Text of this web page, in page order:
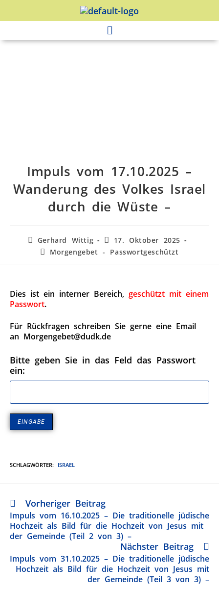
Impuls vom 17.10.2025 –
Wanderung des Volkes Israel
durch die Wüste –
Gerhard Wittig
17. Oktober 2025
Morgengebet - Passwortgeschützt
Dies ist ein interner Bereich, geschützt mit einem
Passwort.
Für Rückfragen schreiben Sie gerne eine Email
an Morgengebet@dudk.de
Bitte geben Sie in das Feld das Passwort
ein:
SCHLAGWÖRTER: ISRAEL
Vorheriger Beitrag
Impuls vom 16.10.2025 – Die traditionelle jüdische
Hochzeit als Bild für die Hochzeit von Jesus mit
der Gemeinde (Teil 2 von 3) –
Nächster Beitrag
Impuls vom 31.10.2025 – Die traditionelle jüdische
Hochzeit als Bild für die Hochzeit von Jesus mit
der Gemeinde (Teil 3 von 3) –